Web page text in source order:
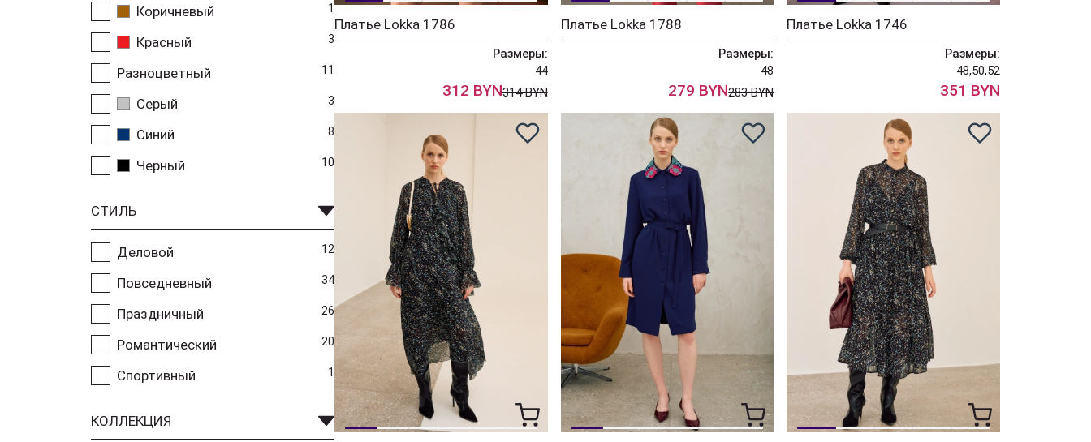
Коричневый 1
Красный 3
Разноцветный 11
Серый 3
Синий 8
Черный 10
СТИЛЬ
Деловой 12
Повседневный 34
Праздничный 26
Романтический 20
Спортивный 1
КОЛЛЕКЦИЯ
Платье Lokka 1786
Размеры:
44
312 BYN314 BYN
Платье Lokka 1788
Размеры:
48
279 BYN283 BYN
Платье Lokka 1746
Размеры:
48,50,52
351 BYN